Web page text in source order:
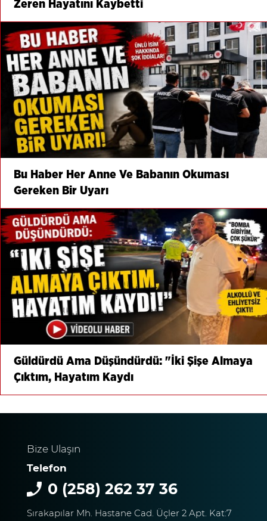
Zeren Hayatını Kaybetti
Bu Haber Her Anne Ve Babanın Okuması
Gereken Bir Uyarı
Güldürdü Ama Düşündürdü: "İki Şişe Almaya
Çıktım, Hayatım Kaydı
Bize Ulaşın
Telefon
0 (258) 262 37 36
Sırakapılar Mh. Hastane Cad. Üçler 2 Apt. Kat:7